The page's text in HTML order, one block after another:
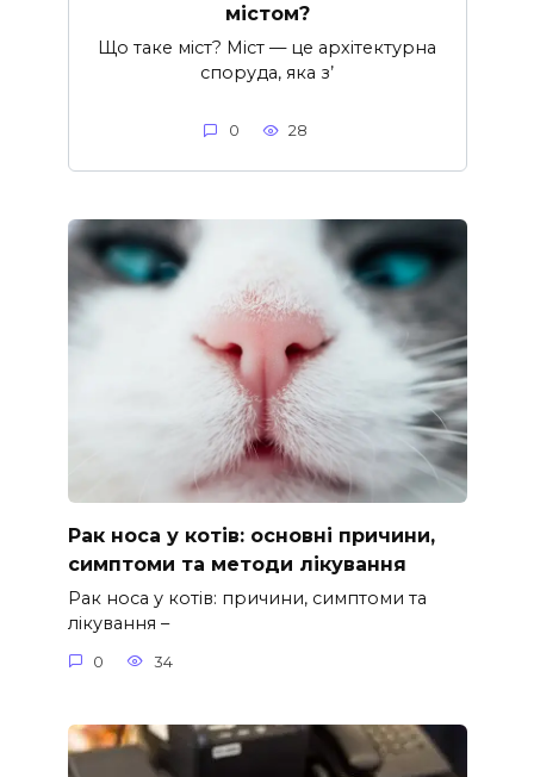
містом?
Що таке міст? Міст — це архітектурна
споруда, яка з’
0 28
Рак носа у котів: основні причини,
симптоми та методи лікування
Рак носа у котів: причини, симптоми та
лікування –
0 34